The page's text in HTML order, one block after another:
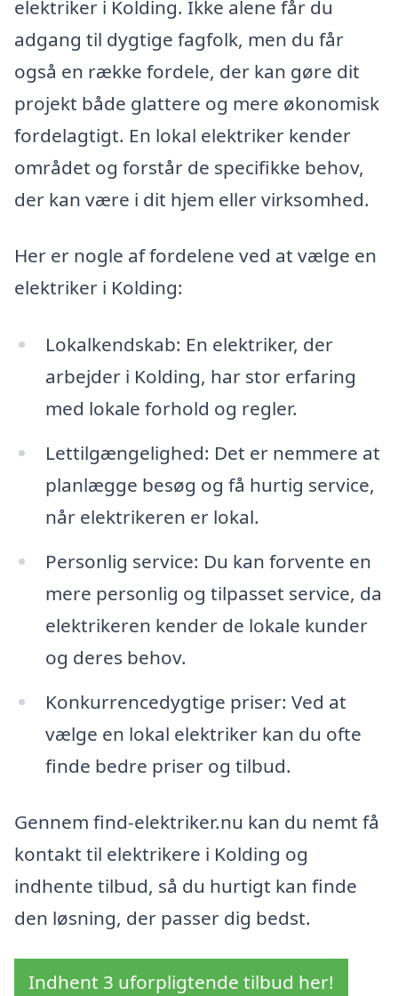
elektriker i Kolding. Ikke alene får du
adgang til dygtige fagfolk, men du får
også en række fordele, der kan gøre dit
projekt både glattere og mere økonomisk
fordelagtigt. En lokal elektriker kender
området og forstår de specifikke behov,
der kan være i dit hjem eller virksomhed.
Her er nogle af fordelene ved at vælge en
elektriker i Kolding:
Lokalkendskab: En elektriker, der
arbejder i Kolding, har stor erfaring
med lokale forhold og regler.
Lettilgængelighed: Det er nemmere at
planlægge besøg og få hurtig service,
når elektrikeren er lokal.
Personlig service: Du kan forvente en
mere personlig og tilpasset service, da
elektrikeren kender de lokale kunder
og deres behov.
Konkurrencedygtige priser: Ved at
vælge en lokal elektriker kan du ofte
finde bedre priser og tilbud.
Gennem find-elektriker.nu kan du nemt få
kontakt til elektrikere i Kolding og
indhente tilbud, så du hurtigt kan finde
den løsning, der passer dig bedst.
Indhent 3 uforpligtende tilbud her!